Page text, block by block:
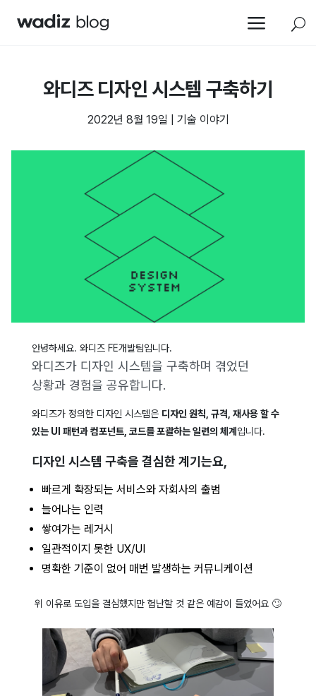
a U
와디즈 디자인 시스템 구축하기
2022년 8월 19일 기술 이야기
안녕하세요. 와디즈 FE개발팀입니다.
와디즈가 디자인 시스템을 구축하며 겪었던
상황과 경험을 공유합니다.
와디즈가 정의한 디자인 시스템은 디자인 원칙, 규격, 재사용 할 수
있는 UI 패턴과 컴포넌트, 코드를 포괄하는 일련의 체계입니다.
디자인 시스템 구축을 결심한 계기는요,
빠르게 확장되는 서비스와 자회사의 출범
늘어나는 인력
쌓여가는 레거시
일관적이지 못한 UX/UI
명확한 기준이 없어 매번 발생하는 커뮤니케이션
위 이유로 도입을 결심했지만 험난할 것 같은 예감이 들었어요 🙄